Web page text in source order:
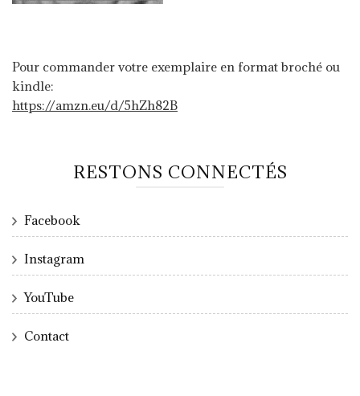
Pour commander votre exemplaire en format broché ou
kindle:
https://amzn.eu/d/5hZh82B
RESTONS CONNECTÉS
Facebook
Instagram
YouTube
Contact